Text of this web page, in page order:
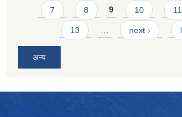
7 8 9 10 11
13 … next ›
अन्य